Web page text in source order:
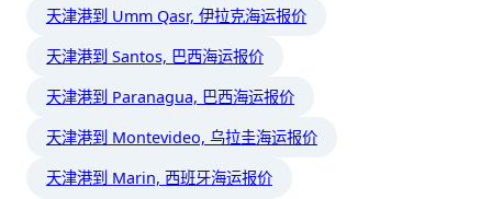
天津港到 Umm Qasr, 伊拉克海运报价
天津港到 Santos, 巴西海运报价
天津港到 Paranagua, 巴西海运报价
天津港到 Montevideo, 乌拉圭海运报价
天津港到 Marin, 西班牙海运报价